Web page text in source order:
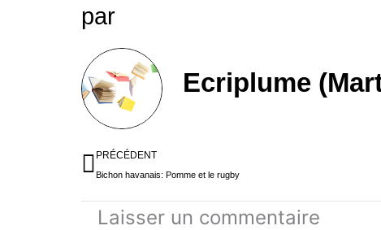
par
Ecriplume
Précédent
PRÉCÉDENT
Bichon havanais: Pomme et le rugby
Laisser un commentaire